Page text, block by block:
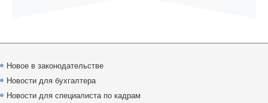
Новое в законодательстве
Новости для бухгалтера
Новости для специалиста по кадрам